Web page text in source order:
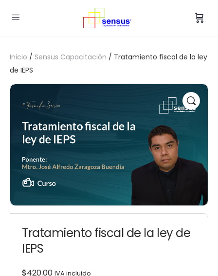
Inicio / Sensus Capacitación / Tratamiento fiscal de la ley
de IEPS
Tratamiento fiscal de la ley de
IEPS
$420.00 IVA incluido